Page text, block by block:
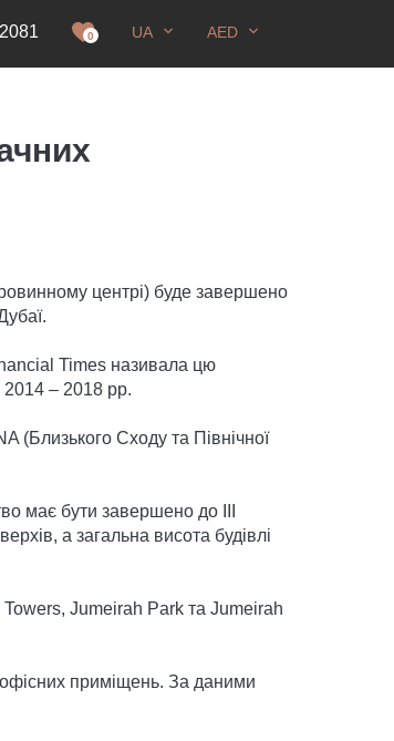
0 UA AED
центрі) буде завершено
Times називала цю
2014 – 2018 рр.
(Близького Сходу та Північної
має бути завершено до III
а загальна висота будівлі
Jumeirah Park та Jumeirah
приміщень. За даними